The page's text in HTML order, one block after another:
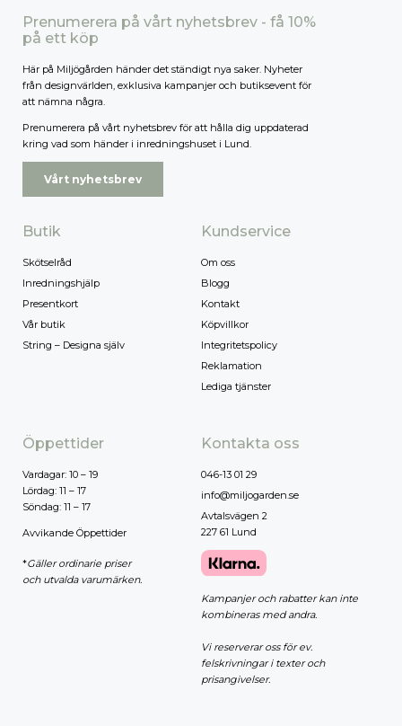
Prenumerera på vårt nyhetsbrev - få 10%
på ett köp
Här på Miljögården händer det ständigt nya saker. Nyheter
från designvärlden, exklusiva kampanjer och butiksevent för
att nämna några.
Prenumerera på vårt nyhetsbrev för att hålla dig uppdaterad
kring vad som händer i inredningshuset i Lund.
Vårt nyhetsbrev
Butik
Skötselråd
Inredningshjälp
Presentkort
Vår butik
String – Designa själv
Kundservice
Om oss
Blogg
Kontakt
Köpvillkor
Integritetspolicy
Reklamation
Lediga tjänster
Öppettider
Vardagar: 10 – 19
Lördag: 11 – 17
Söndag: 11 – 17
Avvikande Öppettider
*Gäller ordinarie priser
och utvalda varumärken.
Kontakta oss
046-13 01 29
info@miljogarden.se
Avtalsvägen 2
227 61 Lund
Kampanjer och rabatter kan inte
kombineras med andra.
Vi reserverar oss för ev.
felskrivningar i texter och
prisangivelser.